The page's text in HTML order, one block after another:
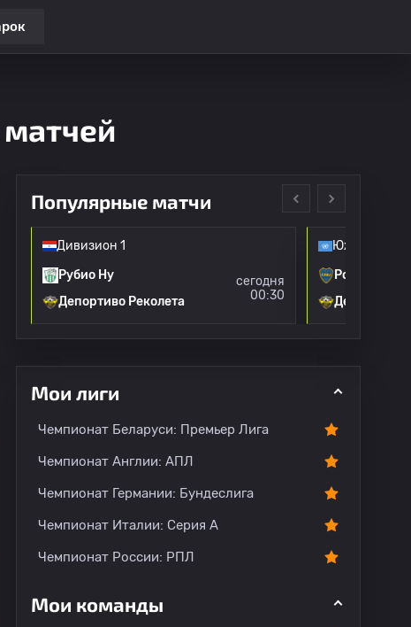
О команде
Популярные матчи
Дивизион 1
Рубио Ну
Депортиво Реколета
сегодня
00:30
Рот
Депортиво
Мои лиги
Чемпионат Беларуси: Премьер Лига
Чемпионат Англии: АПЛ
Чемпионат Германии: Бундеслига
Чемпионат Италии: Серия А
Чемпионат России: РПЛ
Мои команды